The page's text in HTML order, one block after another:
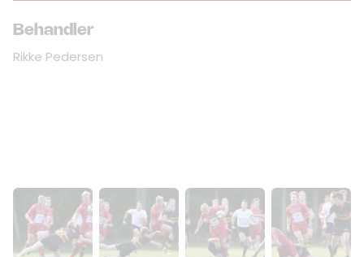
Behandler
Rikke Pedersen